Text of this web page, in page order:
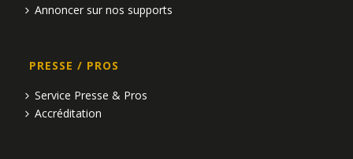
Annoncer sur nos supports
PRESSE / PROS
Service Presse & Pros
Accréditation